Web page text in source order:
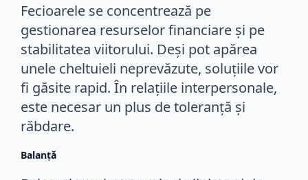
Fecioarele se concentrează pe
gestionarea resurselor financiare și pe
stabilitatea viitorului. Deși pot apărea
unele cheltuieli neprevăzute, soluțiile vor
fi găsite rapid. În relațiile interpersonale,
este necesar un plus de toleranță și
răbdare.
Balanță